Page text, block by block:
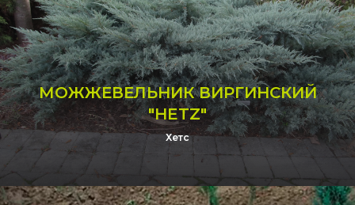
МОЖЖЕВЕЛЬНИК ВИРГИНСКИЙ
"HETZ"
Хетс